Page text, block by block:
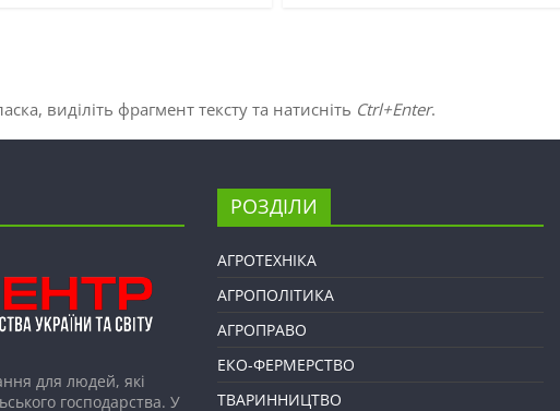
виділіть фрагмент тексту та натисніть Ctrl+Enter.
для людей, які
господарства. У
РОЗДІЛИ
АГРОТЕХНІКА
АГРОПОЛІТИКА
АГРОПРАВО
ЕКО-ФЕРМЕРСТВО
ТВАРИННИЦТВО